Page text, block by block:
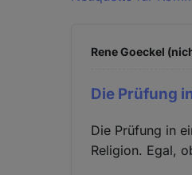
Rene Goeckel
Die Prüfung
Die Prüfung in
Religion. Egal,